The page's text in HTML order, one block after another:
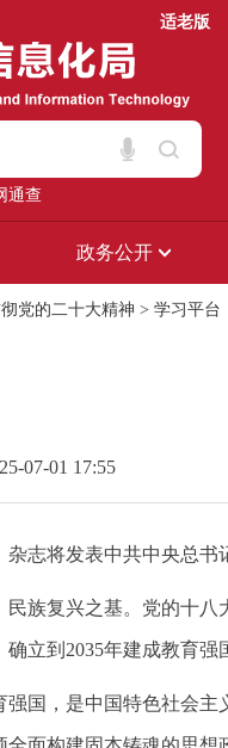
适老版
通查
政务公开
党的二十大精神 > 学习平台
07-01 17:55
杂志将发表中共中央总
族复兴之基。党的十
立到2035年建成教育
国，是中国特色社会